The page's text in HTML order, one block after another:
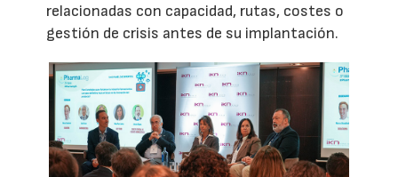
relacionadas con capacidad, rutas, costes o
gestión de crisis antes de su implantación.